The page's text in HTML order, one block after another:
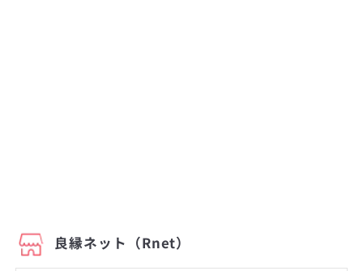
良縁ネット（Rnet）